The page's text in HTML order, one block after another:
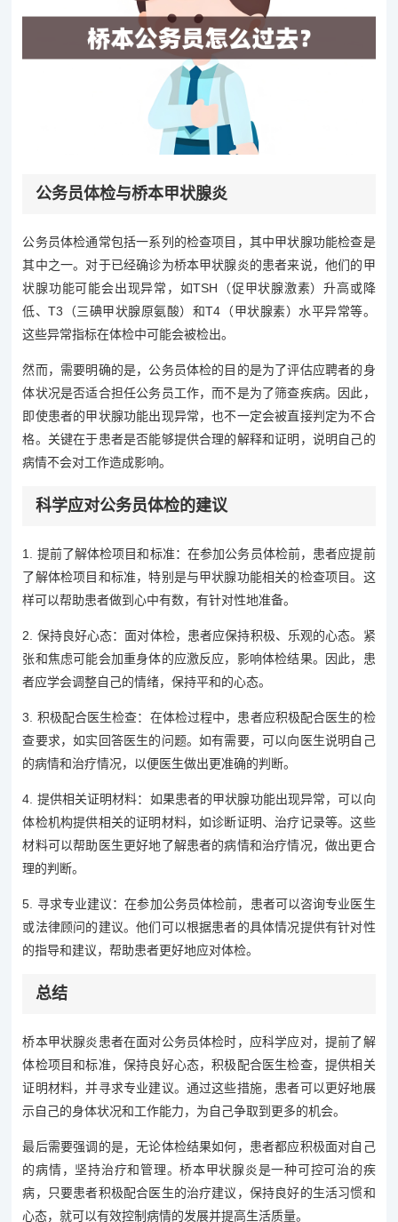
公务员体检与桥本甲状腺炎
公务员体检通常包括一系列的检查项目，其中甲状腺功能检查是
其中之一。对于已经确诊为桥本甲状腺炎的患者来说，他们的甲
状腺功能可能会出现异常，如TSH（促甲状腺激素）升高或降
低、T3（三碘甲状腺原氨酸）和T4（甲状腺素）水平异常等。
这些异常指标在体检中可能会被检出。
然而，需要明确的是，公务员体检的目的是为了评估应聘者的身
体状况是否适合担任公务员工作，而不是为了筛查疾病。因此，
即使患者的甲状腺功能出现异常，也不一定会被直接判定为不合
格。关键在于患者是否能够提供合理的解释和证明，说明自己的
病情不会对工作造成影响。
科学应对公务员体检的建议
1. 提前了解体检项目和标准：在参加公务员体检前，患者应提前
了解体检项目和标准，特别是与甲状腺功能相关的检查项目。这
样可以帮助患者做到心中有数，有针对性地准备。
2. 保持良好心态：面对体检，患者应保持积极、乐观的心态。紧
张和焦虑可能会加重身体的应激反应，影响体检结果。因此，患
者应学会调整自己的情绪，保持平和的心态。
3. 积极配合医生检查：在体检过程中，患者应积极配合医生的检
查要求，如实回答医生的问题。如有需要，可以向医生说明自己
的病情和治疗情况，以便医生做出更准确的判断。
4. 提供相关证明材料：如果患者的甲状腺功能出现异常，可以向
体检机构提供相关的证明材料，如诊断证明、治疗记录等。这些
材料可以帮助医生更好地了解患者的病情和治疗情况，做出更合
理的判断。
5. 寻求专业建议：在参加公务员体检前，患者可以咨询专业医生
或法律顾问的建议。他们可以根据患者的具体情况提供有针对性
的指导和建议，帮助患者更好地应对体检。
总结
桥本甲状腺炎患者在面对公务员体检时，应科学应对，提前了解
体检项目和标准，保持良好心态，积极配合医生检查，提供相关
证明材料，并寻求专业建议。通过这些措施，患者可以更好地展
示自己的身体状况和工作能力，为自己争取到更多的机会。
最后需要强调的是，无论体检结果如何，患者都应积极面对自己
的病情，坚持治疗和管理。桥本甲状腺炎是一种可控可治的疾
病，只要患者积极配合医生的治疗建议，保持良好的生活习惯和
心态，就可以有效控制病情的发展并提高生活质量。